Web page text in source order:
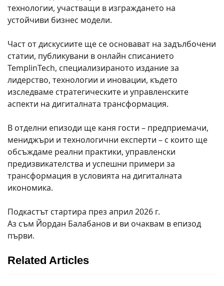
технологии, участващи в изграждането на
устойчиви бизнес модели.
Част от дискусиите ще се основават на задълбочени
статии, публикувани в онлайн списанието
TemplinTech, специализираното издание за
лидерство, технологии и иновации, където
изследваме стратегическите и управленските
аспекти на дигиталната трансформация.
В отделни епизоди ще каня гости – предприемачи,
мениджъри и технологични експерти – с които ще
обсъждаме реални практики, управленски
предизвикателства и успешни примери за
трансформация в условията на дигиталната
икономика.
Подкастът стартира през април 2026 г.
Аз съм Йордан Балабанов и ви очаквам в епизод
първи.
Related Articles